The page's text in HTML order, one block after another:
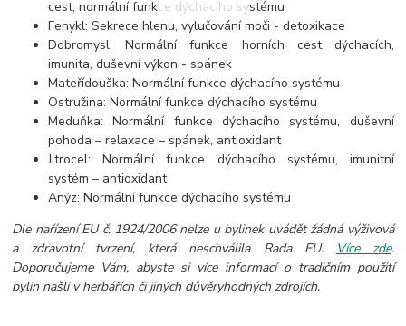
cest, normální funkce dýchacího systému
Fenykl: Sekrece hlenu, vylučování moči - detoxikace
Dobromysl: Normální funkce horních cest dýchacích,
imunita, duševní výkon - spánek
Mateřídouška: Normální funkce dýchacího systému
Ostružina: Normální funkce dýchacího systému
Meduňka: Normální funkce dýchacího systému, duševní
pohoda – relaxace – spánek, antioxidant
Jitrocel: Normální funkce dýchacího systému, imunitní
systém – antioxidant
Anýz: Normální funkce dýchacího systému
Dle nařízení EU č. 1924/2006 nelze u bylinek uvádět žádná výživová
a zdravotní tvrzení, která neschválila Rada EU.
Více zde.
Doporučujeme Vám, abyste si více informací o tradičním použití
bylin našli v herbářích či jiných důvěryhodných zdrojích.